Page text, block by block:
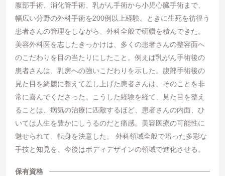
腹部手術、消化管手術、乳がん手術から小児心臓手術まで、
幅広い分野の外科手術を200例以上経験。ときに生死を彷徨う
患者さんの管理をしながら、外科全般で研鑽を積んできた。
美容外科医を志したきっかけは、多くの患者さんの整容面へ
のこだわりを目の当たりにしたこと。例えば乳がん手術後の
患者さんは、乳房への強いこだわりを示した。腹部手術後の
見た目を綺麗に整えて差し上げた患者さんは、そのことを非
常に喜んでくださった。こうした経験を経て、見た目を整え
ることは、病気の治療に匹敵するほど、患者さんの内面、ひ
いては人生を豊かにしうるのだと痛感。美容医療の可能性に
魅せられて、転身を決意した。 外科領域全般で培った多彩な
手技と知見を、今後はボディデザインの領域で進化させる。
保有資格